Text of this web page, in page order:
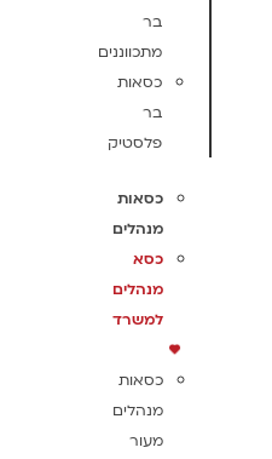
בר
מתכווננים
כסאות
בר
פלסטיק
כסאות
מנהלים
כסא
מנהלים
למשרד
כסאות
מנהלים
מעור